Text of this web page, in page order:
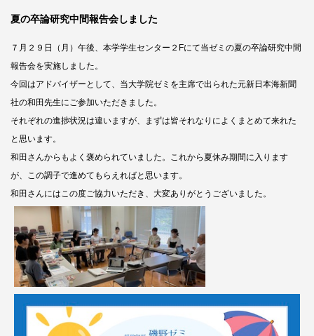
夏の卒論研究中間報告会しました
７月２９日（月）午後、本学学生センター２Fにて当ゼミの夏の卒論研究中間
報告会を実施しました。
今回はアドバイザーとして、当大学院ゼミを主席で出られた元新日本海新聞
社の和田先生にご参加いただきました。
それぞれの進捗状況は違いますが、まずは皆それなりによくまとめて来れた
と思います。
和田さんからもよく褒められていました。これから夏休み期間に入ります
が、この調子で進めてもらえればと思います。
和田さんにはこの度ご協力いただき、大変ありがとうございました。